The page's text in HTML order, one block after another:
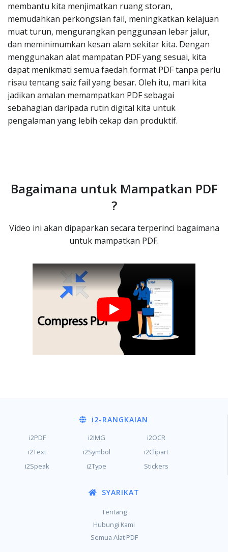
membantu kita menjimatkan ruang storan,
memudahkan perkongsian fail, meningkatkan kelajuan
muat turun, mengurangkan penggunaan lebar jalur,
dan meminimumkan kesan alam sekitar kita. Dengan
menggunakan alat mampatan PDF yang sesuai, kita
dapat menikmati semua faedah format PDF tanpa perlu
risau tentang saiz fail yang besar. Oleh itu, mari kita
jadikan amalan memampatkan PDF sebagai
sebahagian daripada rutin digital kita untuk
pengalaman yang lebih cekap dan produktif.
Bagaimana untuk Mampatkan PDF
?
Video ini akan dipaparkan secara terperinci bagaimana
untuk mampatkan PDF.
i2-RANGKAIAN
i2PDF i2IMG
i2OCR
i2Text
i2Symbol
i2Clipart
i2Speak
i2Type Stickers
SYARIKAT
Tentang
Hubungi Kami
Semua Alat PDF